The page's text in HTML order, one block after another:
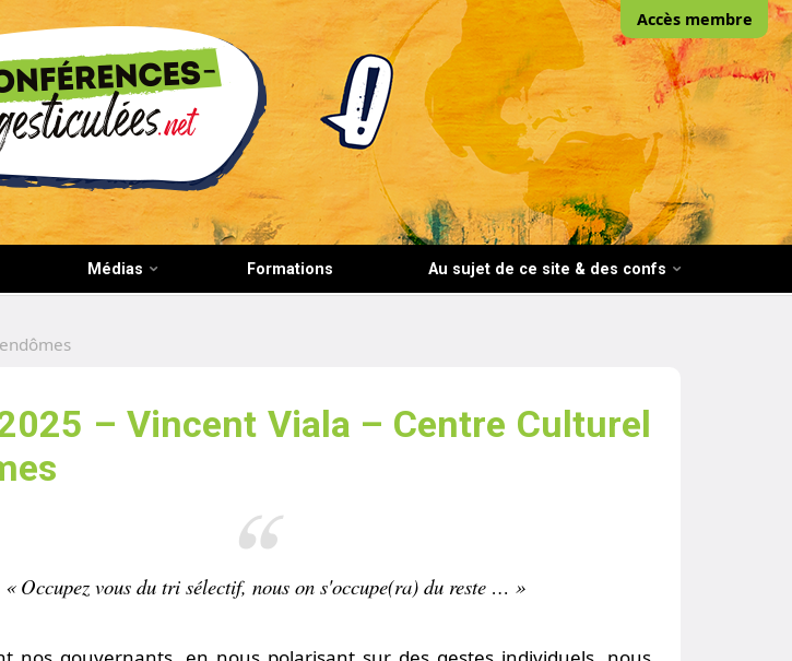
GESTICULEES.NET
Accès membre
Médias Formations Au sujet de ce site & des confs
– Vincent Viala – Centre Culturel
« Occupez vous du tri sélectif, nous on s'occupe(ra) du reste … »